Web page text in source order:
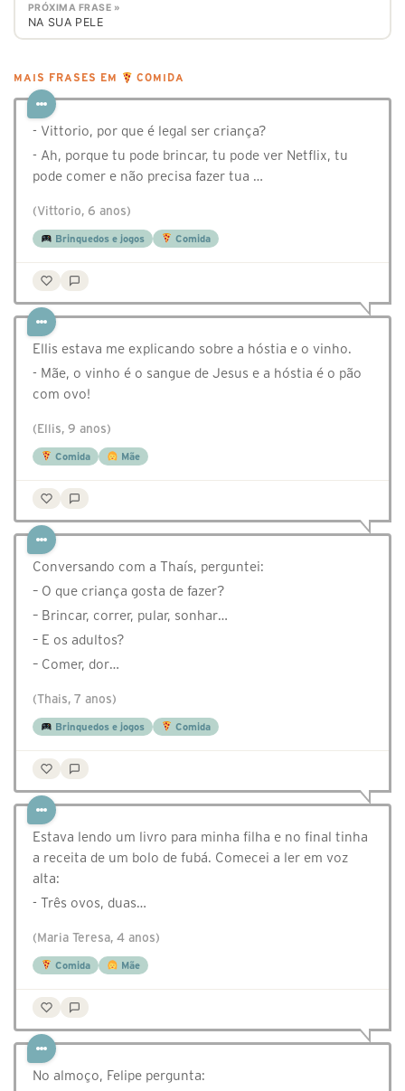
PRÓXIMA FRASE »
NA SUA PELE
MAIS FRASES EM COMIDA
- Vittorio, por que é legal ser criança?
- Ah, porque tu pode brincar, tu pode ver Netflix, tu
pode comer e não precisa fazer tua …
(Vittorio, 6 anos)
Brinquedos e jogos Comida
Ellis estava me explicando sobre a hóstia e o vinho.
- Mãe, o vinho é o sangue de Jesus e a hóstia é o pão
com ovo!
(Ellis, 9 anos)
Comida Mãe
Conversando com a Thaís, perguntei:
– O que criança gosta de fazer?
– Brincar, correr, pular, sonhar…
– E os adultos?
– Comer, dor…
(Thais, 7 anos)
Brinquedos e jogos Comida
Estava lendo um livro para minha filha e no final tinha
a receita de um bolo de fubá. Comecei a ler em voz
alta:
- Três ovos, duas…
(Maria Teresa, 4 anos)
Comida Mãe
No almoço, Felipe pergunta: